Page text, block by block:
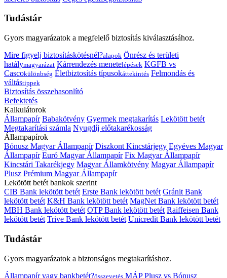
Tudástár
Gyors magyarázatok a megfelelő biztosítás kiválasztásához.
Mire figyelj biztosításkötésnél?alapok Önrész és területi
hatálymagyarázat Kárrendezés menetelépések KGFB vs
Cascokülönbség Életbiztosítás típusokáttekintés Felmondás és
váltástippek
Biztosítás összehasonlító
Befektetés
Kalkulátorok
Állampapír Babakötvény Gyermek megtakarítás Lekötött betét
Megtakarítási számla Nyugdíj előtakarékosság
Állampapírok
Bónusz Magyar Állampapír Diszkont Kincstárjegy Egyéves Magyar
Állampapír Euró Magyar Állampapír Fix Magyar Állampapír
Kincstári Takarékjegy Magyar Államkötvény Magyar Állampapír
Plusz Prémium Magyar Állampapír
Lekötött betét bankok szerint
CIB Bank lekötött betét Erste Bank lekötött betét Gránit Bank
lekötött betét K&H Bank lekötött betét MagNet Bank lekötött betét
MBH Bank lekötött betét OTP Bank lekötött betét Raiffeisen Bank
lekötött betét Trive Bank lekötött betét Unicredit Bank lekötött betét
Tudástár
Gyors magyarázatok a biztonságos megtakarításhoz.
Állampapír vagy bankbetét?összevetés MÁP Plusz vs Bónusz